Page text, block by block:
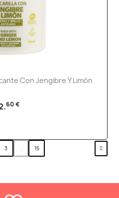
Con Jengibre Y Limón
60 €
3 … 15